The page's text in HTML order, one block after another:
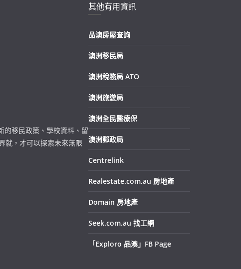
的移民政策、學校資料、留
就，才可以探索未來無限
其他有用資訊
品澳房屋查詢
澳洲移民局
澳洲稅務局 ATO
澳洲旅遊局
澳洲全民醫療保
澳洲郵政局
Centrelink
Realestate.com.au 房地產
Domain 房地產
Seek.com.au 找工網
「Exploro 品澳」FB Page